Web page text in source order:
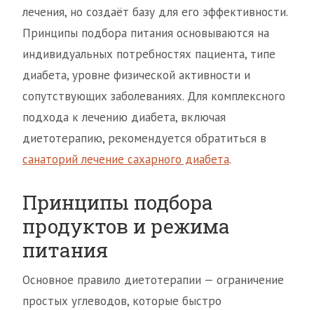
лечения, но создаёт базу для его эффективности.
Принципы подбора питания основываются на
индивидуальных потребностях пациента, типе
диабета, уровне физической активности и
сопутствующих заболеваниях. Для комплексного
подхода к лечению диабета, включая
диетотерапию, рекомендуется обратиться в
санаторий лечение сахарного диабета.
Принципы подбора
продуктов и режима
питания
Основное правило диетотерапии — ограничение
простых углеводов, которые быстро